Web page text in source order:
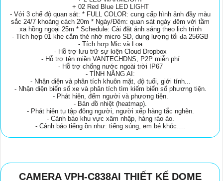
+ 02 Red Blue LED LIGHT
- Với 3 chế độ quan sát: * FULL COLOR: cung cấp hình ảnh đầy màu
sắc 24/7 khoảng cách 20m * Ngày/Đêm: quan sát ngày đêm với tầm
xa hồng ngoại 25m * Schedule: Cài đặt ánh sáng theo lịch trình
- Tích hợp 01 khe cắm thẻ nhớ micro SD, dung lượng tối đa 256GB
- Tích hợp Mic và Loa
- Hỗ trợ lưu trữ sự kiện Cloud Dropbox
- Hỗ trợ tên miền VANTECHDNS, P2P miễn phí
- Hỗ trợ chống nước ngoài trời IP67
- TÍNH NĂNG AI:
- Nhận diện và phân tích khuôn mặt, độ tuổi, giới tính...
- Nhận diện biển số xe và phân tích tìm kiếm biển số phương tiện.
- Phát hiện, đếm người và phương tiện.
- Bản đồ nhiệt (heatmap).
- Phát hiện tụ tập đông người, người xếp hàng tắc nghẽn.
- Cảnh báo khu vực xâm nhập, hàng rào ảo.
- Cảnh báo tiếng ồn như: tiếng súng, em bé khóc….
CAMERA VPH-C838AI THIẾT KẾ DOME